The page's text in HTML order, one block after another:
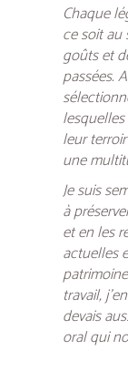
Chaque
ce soit au
goûts et
passées.
leur
une
Je suis
à
et en les
actuelles
travail,
devais
oral qui